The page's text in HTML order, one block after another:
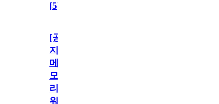
[5]
[공
지]
메
모
리
워